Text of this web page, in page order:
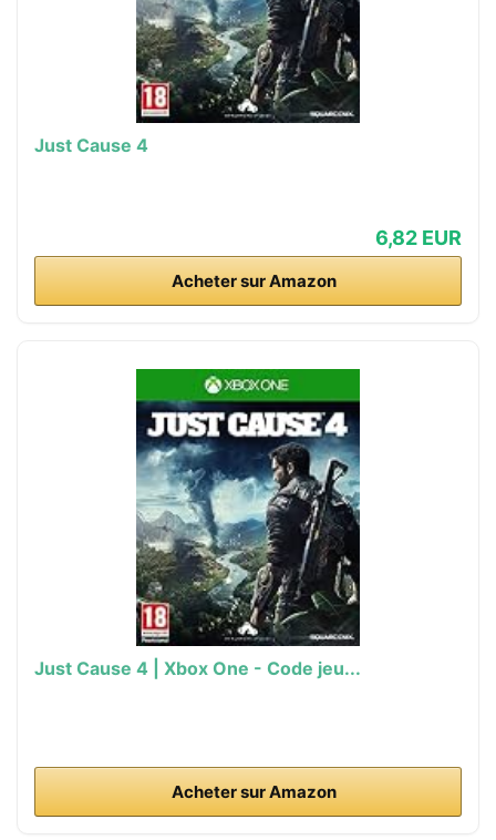
Just Cause 4
6,82 EUR
Acheter sur Amazon
Just Cause 4 | Xbox One - Code jeu...
Acheter sur Amazon